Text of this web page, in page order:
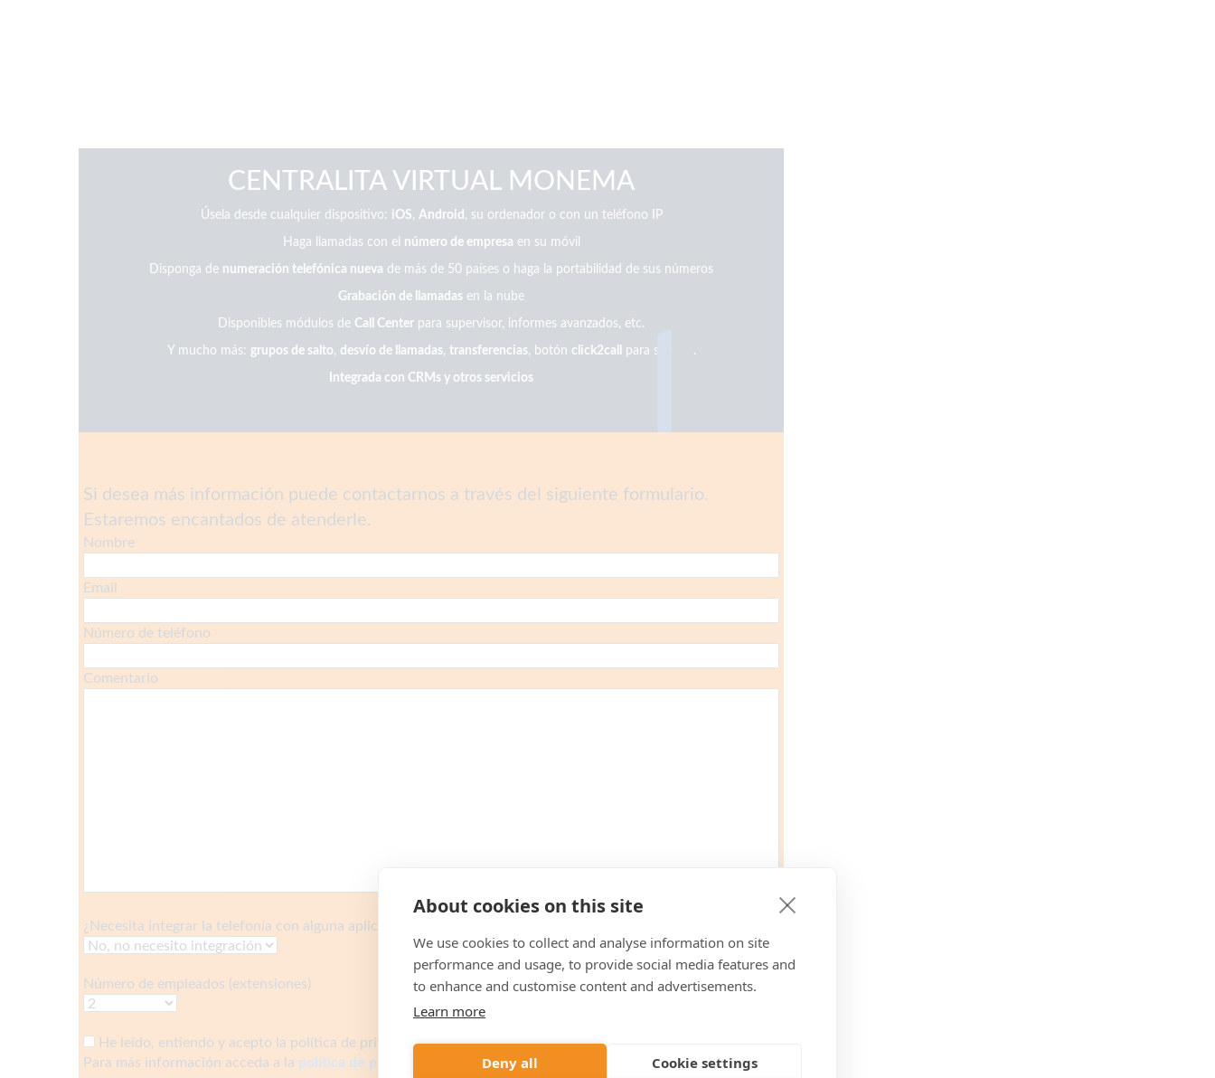
CENTRALITA VIRTUAL MONEMA
Úsela desde cualquier dispositivo: iOS, Android , su ordenador o con un teléfono IP
Haga llamadas con el número de empresa en su móvil
Disponga de numeración telefónica nueva de más de 50 países o haga la portabilidad de sus números
Grabación de llamadas en la nube
Disponibles módulos de Call Center para supervisor, informes avanzados, etc.
Y mucho más: grupos de salto, desvío de llamadas, transferencias, botón click2call para su web.
Integrada con CRMs y otros servicios
Si desea más información puede contactarnos a través del siguiente formulario.
Estaremos encantados de atenderle.
Nombre
Email
Número de teléfono
Comentario
¿Necesita integrar la telefonía con alguna aplicación externa (CRMs, ERPs, Tiendas Online...)?
Número de empleados (extensiones)
He leído, entiendo y acepto la política de privacidad de la página
Para más información acceda a la política de privacidad
About cookies on this site
We use cookies to collect and analyse information on site
performance and usage, to provide social media features and
to enhance and customise content and advertisements.
Learn more
Deny all Cookie settings